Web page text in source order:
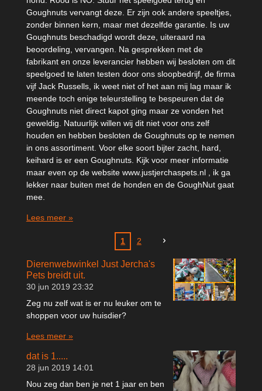
Goughnuts vervangt deze. Er zijn ook andere speeltjes,
zonder binnen kern, maar met dezelfde garantie. Is uw
Goughnuts beschadigd wordt deze, uiteraard na
beoordeling, vervangen. Na gesprekken met de
fabrikant en onze leverancier hebben wij besloten om dit
speelgoed te laten testen door ons sloopbedrijf, de firma
vijf Jack Russells, ik weet niet of het aan mij lag maar ik
meende toch enige teleurstelling te bespeuren dat de
Goughnuts niet direct kapot ging maar ze vonden het
geweldig. Natuurlijk willen wij dit niet voor ons zelf
houden en hebben besloten de Goughnuts op te nemen
in ons assortiment. Voor elke soort bijter zacht, hard,
keihard is er een Goughnuts. Kijk voor meer informatie
maar even op de website www.justjerchaspets.nl , ik ga
lekker naar buiten met de honden en de GoughNut gaat
mee.
Lees meer »
1 2
Dierenwebwinkel Just Jercha's
Pets breidt uit.
30 jun 2019 23:32
Zeg nu zelf wat is er nu leuker om te
shoppen voor uw huisdier?
Lees meer »
dat is 1.....
28 jun 2019 14:01
Nou zeg dan ben je net 1 jaar en ben